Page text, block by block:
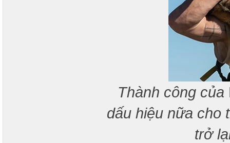
Thành công của
dấu hiệu nữa cho
trở